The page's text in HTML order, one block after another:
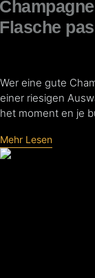
Flasche
Wer eine gute
einer riesigen
het moment en je
Mehr Lesen